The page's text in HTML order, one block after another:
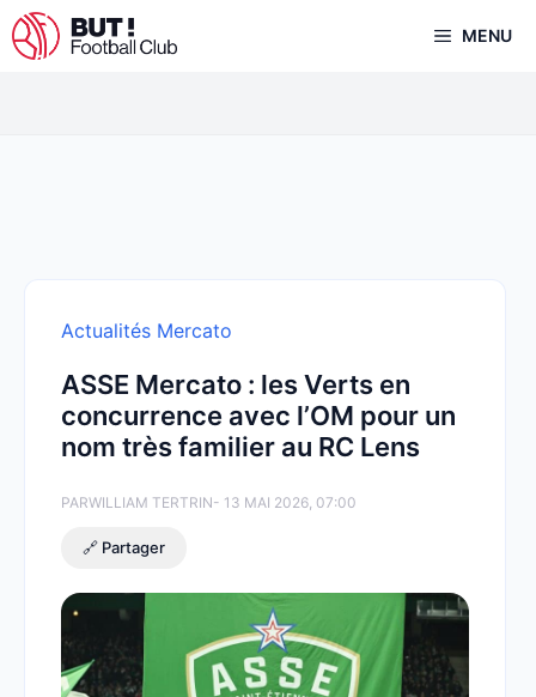
Aller
au
MENU
Actualités Mercato
ASSE Mercato : les Verts en
concurrence avec l’OM pour un
nom très familier au RC Lens
PARWILLIAM TERTRIN- 13 MAI 2026, 07:00
🔗 Partager